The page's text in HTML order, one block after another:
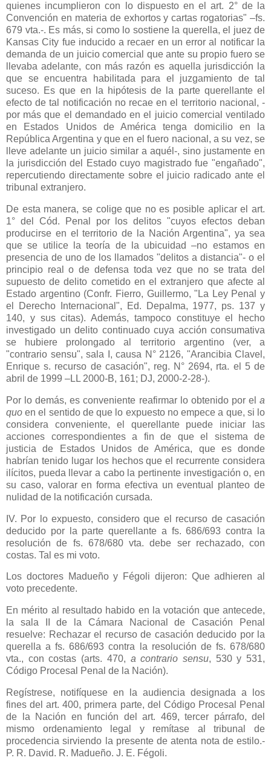
quienes incumplieron con lo dispuesto en el art. 2° de
la
Convención en materia de exhortos y cartas rogatorias" –fs.
679 vta.-. Es más, si como lo sostiene la querella, el juez de
Kansas City fue inducido a recaer en un error al notificar la
demanda de un juicio comercial que ante su propio fuero se
llevaba adelante, con más razón es aquella jurisdicción la
que se encuentra habilitada para el juzgamiento de tal
suceso. Es que en la hipótesis de la parte querellante el
efecto de tal notificación no recae en el territorio nacional, -
por más que el demandado en el juicio comercial ventilado
en Estados Unidos de América tenga domicilio en
la
República Argentina y que en el fuero nacional, a su vez, se
lleve adelante un juicio similar a aquél-, sino justamente en
la jurisdicción del Estado cuyo magistrado fue "engañado",
repercutiendo directamente sobre el juicio radicado ante el
tribunal extranjero.
De esta manera, se colige que no es posible aplicar el art.
1° del Cód. Penal por los delitos "cuyos efectos deban
producirse en el territorio de
la Nación Argentina", ya sea
que se utilice la teoría de la ubicuidad –no estamos en
presencia de uno de los llamados "delitos a distancia"- o el
principio real o de defensa toda vez que no se trata del
supuesto de delito cometido en el extranjero que afecte al
Estado argentino (Confr. Fierro, Guillermo, " La Ley Penal
y
el Derecho Internacional", Ed. Depalma, 1977, ps. 137 y
140, y sus citas). Además, tampoco constituye el hecho
investigado un delito continuado cuya acción consumativa
se hubiere prolongado al territorio argentino (ver, a
"contrario sensu", sala I, causa N° 2126, "Arancibia Clavel,
Enrique s. recurso de casación", reg. N° 2694, rta. el 5 de
abril de 1999 –LL 2000-B, 161; DJ, 2000-2-28-).
Por lo demás, es conveniente reafirmar lo obtenido por el a
quo en el sentido de que lo expuesto no empece a que, si lo
considera conveniente, el querellante puede iniciar las
acciones correspondientes a fin de que el sistema de
justicia de Estados Unidos de América, que es donde
habrían tenido lugar los hechos que el recurrente considera
ilícitos, pueda llevar a cabo la pertinente investigación o, en
su caso, valorar en forma efectiva un eventual planteo de
nulidad de la notificación cursada.
IV. Por lo expuesto, considero que el recurso de casación
deducido por la parte querellante a fs. 686/693 contra la
resolución de fs. 678/680 vta. debe ser rechazado, con
costas. Tal es mi voto.
Los doctores Madueño y Fégoli dijeron: Que adhieren al
voto precedente.
En mérito al resultado habido en la votación que antecede,
la sala II de
la Cámara Nacional
de Casación Penal
resuelve: Rechazar el recurso de casación deducido por la
querella a fs. 686/693 contra la resolución de fs. 678/680
vta., con costas (arts. 470, a contrario sensu, 530 y 531,
Código Procesal Penal de la Nación).
Regístrese, notifíquese en la audiencia designada a los
fines del art. 400, primera parte, del Código Procesal Penal
de
la Nación en función del art. 469, tercer párrafo, del
mismo ordenamiento legal y remítase al tribunal de
procedencia sirviendo la presente de atenta nota de estilo.-
P. R. David. R. Madueño. J. E. Fégoli.